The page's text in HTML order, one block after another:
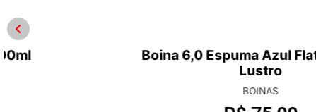
Boina 6,0 Espuma Azul Flat – Refino /